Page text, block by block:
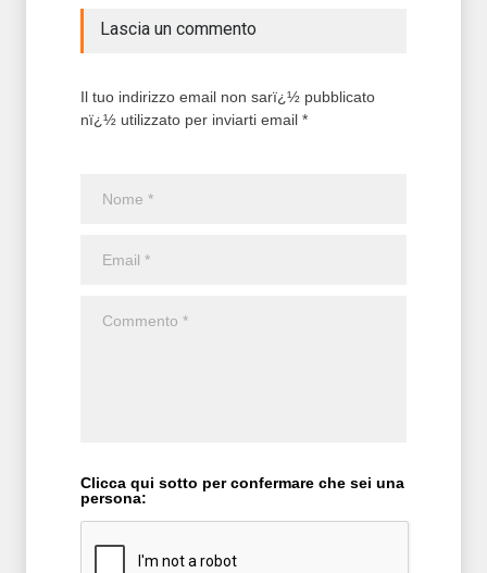
Lascia un commento
Il tuo indirizzo email non sarï¿½ pubblicato
nï¿½ utilizzato per inviarti email *
Clicca qui sotto per confermare che sei una
persona: